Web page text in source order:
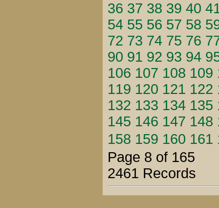
36 37 38 39 40
54 55 56 57 58
72 73 74 75 76
90 91 92 93 94
106 107 108 109
119 120 121 122
132 133 134 135
145 146 147 148
158 159 160 161
Page 8 of 165
2461 Records